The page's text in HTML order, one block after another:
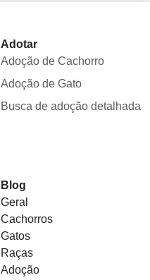
Adotar
Adoção de Cachorro
Adoção de Gato
Busca de adoção detalhada
Blog
Geral
Cachorros
Gatos
Raças
Adoção